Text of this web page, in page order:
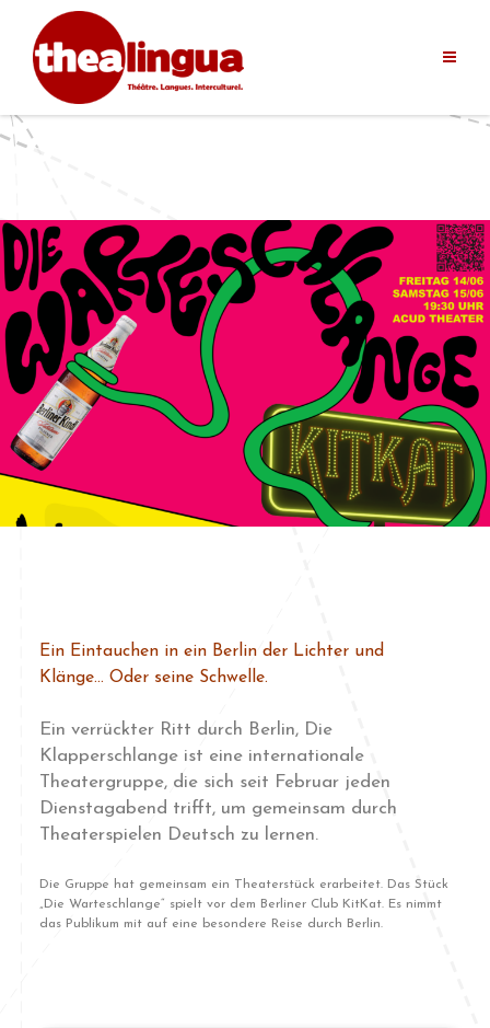
Ein Eintauchen in ein Berlin der Lichter und
Klänge… Oder seine Schwelle.
Ein verrückter Ritt durch Berlin, Die
Klapperschlange ist eine internationale
Theatergruppe, die sich seit Februar jeden
Dienstagabend trifft, um gemeinsam durch
Theaterspielen Deutsch zu lernen.
Die Gruppe hat gemeinsam ein Theaterstück erarbeitet. Das Stück
„Die Warteschlange“ spielt vor dem Berliner Club KitKat. Es nimmt
das Publikum mit auf eine besondere Reise durch Berlin.